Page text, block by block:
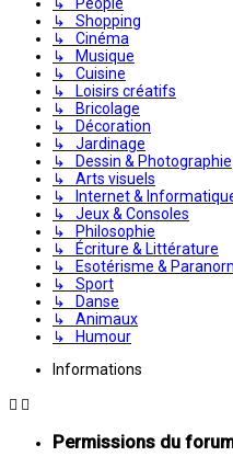
↳ Shopping
↳ Cinéma
↳ Musique
↳ Cuisine
↳ Loisirs créatifs
↳ Bricolage
↳ Décoration
↳ Jardinage
↳ Dessin & Photographie
↳ Arts visuels
↳ Internet &
↳ Jeux & Consoles
↳ Philosophie
↳ Écriture & Littérature
↳ Esotérisme &
↳ Sport
↳ Danse
↳ Animaux
↳ Humour
Informations
Permissions du